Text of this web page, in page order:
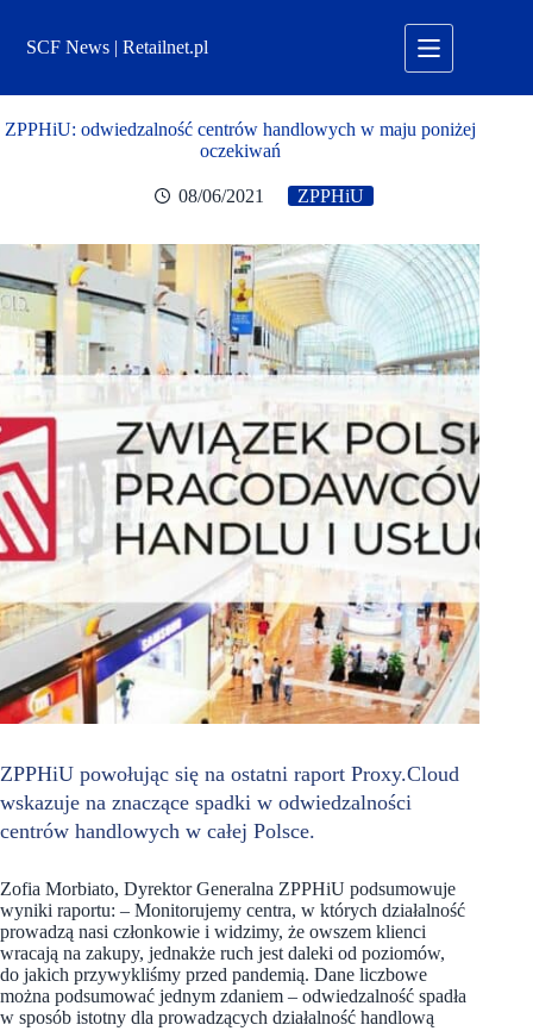
treściSCF News | Retailnet.pl
ZPPHiU: odwiedzalność centrów handlowych w maju poniżej
oczekiwań
08/06/2021 ZPPHiU
ZPPHiU powołując się na ostatni raport Proxy.Cloud
wskazuje na znaczące spadki w odwiedzalności
centrów handlowych w całej Polsce.
Zofia Morbiato, Dyrektor Generalna ZPPHiU podsumowuje
wyniki raportu: – Monitorujemy centra, w których działalność
prowadzą nasi członkowie i widzimy, że owszem klienci
wracają na zakupy, jednakże ruch jest daleki od poziomów,
do jakich przywykliśmy przed pandemią. Dane liczbowe
można podsumować jednym zdaniem – odwiedzalność spadła
w sposób istotny dla prowadzących działalność handlową